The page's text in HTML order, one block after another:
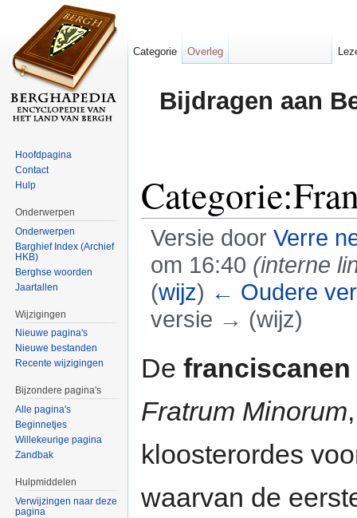
Bijdragen aan
Versie door Verre
om 16:40 (interne
(wijz) ← Oudere
versie → (wijz)
De franciscanen
Fratrum Minorum
kloosterordes
waarvan de
Categorie Overleg
Hoofdpagina
Contact
Hulp
Onderwerpen
Onderwerpen
Barghief Index (Archief
HKB)
Berghse woorden
Jaartallen
Wijzigingen
Nieuwe pagina's
Nieuwe bestanden
Recente wijzigingen
Bijzondere pagina's
Alle pagina's
Beginnetjes
Willekeurige pagina
Zandbak
Hulpmiddelen
Verwijzingen naar deze
pagina